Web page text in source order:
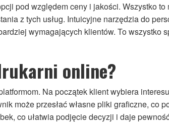
pod względem ceny i jakości. Wszystko to
z tych usług. Intuicyjne narzędzia do
wymagających klientów. To wszystko
online?
Na początek klient wybiera
może przesłać własne pliki graficzne, co
co ułatwia podjęcie decyzji i daje